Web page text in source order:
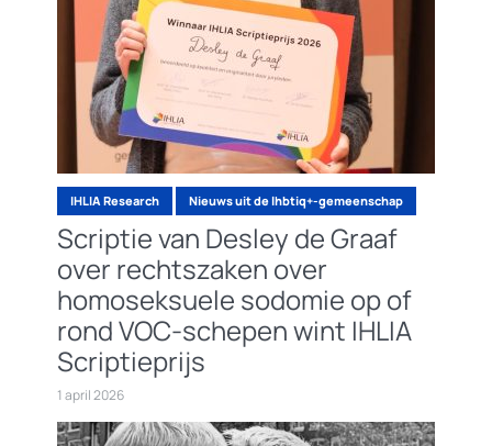
IHLIA Research Nieuws uit de lhbtiq+-gemeenschap
Scriptie van Desley de Graaf
over rechtszaken over
homoseksuele sodomie op of
rond VOC-schepen wint IHLIA
Scriptieprijs
1 april 2026